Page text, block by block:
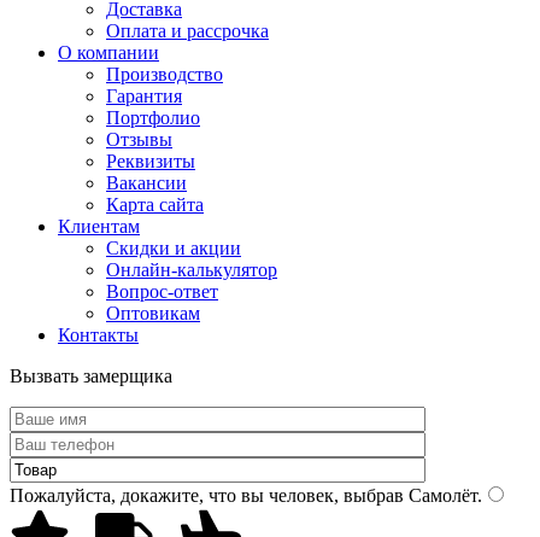
Доставка
Оплата и рассрочка
О компании
Производство
Гарантия
Портфолио
Отзывы
Реквизиты
Вакансии
Карта сайта
Клиентам
Скидки и акции
Онлайн-калькулятор
Вопрос-ответ
Оптовикам
Контакты
Вызвать замерщика
Пожалуйста, докажите, что вы человек, выбрав Самолёт.